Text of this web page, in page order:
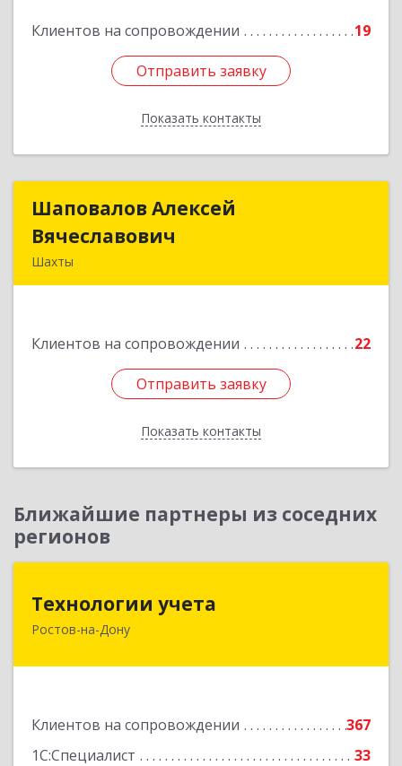
Клиентов на сопровождении 19
Отправить заявку
Показать контакты
Отправить заявку
Назад
Шаповалов Алексей
Вячеславович
Шахты
Клиентов на сопровождении 22
Отправить заявку
Показать контакты
Шаповалов Алексей
Отправить заявку
Назад
Ближайшие партнеры из соседних
регионов
Технологии учета
Ростов-на-Дону
Клиентов на сопровождении
367
1С:Специалист
33
344064, Ростовская обл, Ростов-на-Дону г,